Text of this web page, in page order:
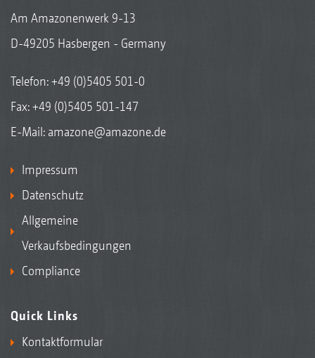
Am Amazonenwerk 9-13
D-49205 Hasbergen - Germany
Telefon:+49 (0)5405 501-0
Fax: +49 (0)5405 501-147
E-Mail: amazone@amazone.de
Impressum
Datenschutz
Allgemeine
Verkaufsbedingungen
Compliance
Quick Links
Kontaktformular